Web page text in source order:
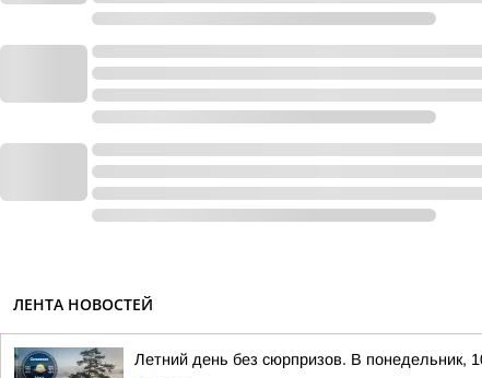
ЛЕНТА НОВОСТЕЙ
Летний день без сюрпризов. В понедельник,